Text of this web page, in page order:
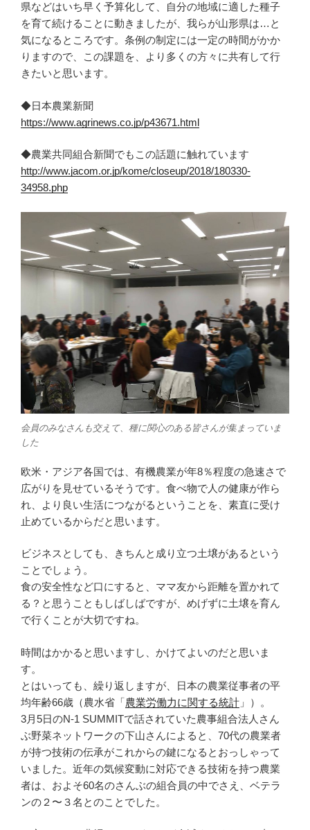
県などはいち早く予算化して、自分の地域に適した種子
を育て続けることに動きましたが、我らが山形県は…と
気になるところです。条例の制定には一定の時間がかか
りますので、この課題を、より多くの方々に共有して行
きたいと思います。
◆日本農業新聞
https://www.agrinews.co.jp/p43671.html
◆農業共同組合新聞でもこの話題に触れています
http://www.jacom.or.jp/kome/closeup/2018/180330-
34958.php
会員のみなさんも交えて、種に関心のある皆さんが集まっていま
した
欧米・アジア各国では、有機農業が年8％程度の急速さで
広がりを見せているそうです。食べ物で人の健康が作ら
れ、より良い生活につながるということを、素直に受け
止めているからだと思います。
ビジネスとしても、きちんと成り立つ土壌があるという
ことでしょう。
食の安全性など口にすると、ママ友から距離を置かれて
る？と思うこともしばしばですが、めげずに土壌を育ん
で行くことが大切ですね。
時間はかかると思いますし、かけてよいのだと思いま
す。
とはいっても、繰り返しますが、日本の農業従事者の平
均年齢66歳（農水省「農業労働力に関する統計 」）。
3月5日のN-1 SUMMITで話されていた農事組合法人さん
ぶ野菜ネットワークの下山さんによると、70代の農業者
が持つ技術の伝承がこれからの鍵になるとおっしゃって
いました。近年の気候変動に対応できる技術を持つ農業
者は、およそ60名のさんぶの組合員の中でさえ、ベテラ
ンの２〜３名とのことでした。